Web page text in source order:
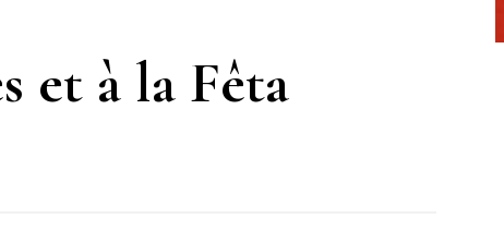
et à la Fêta